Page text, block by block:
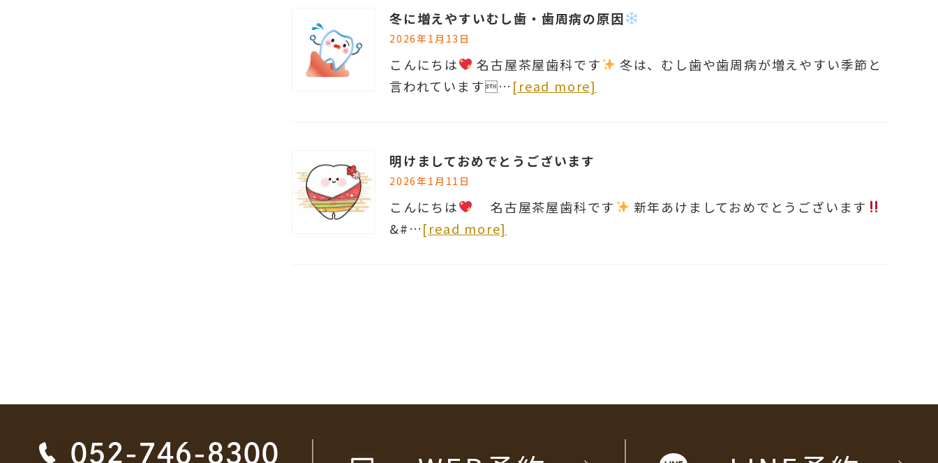
冬に増えやすいむし歯・歯周病の原因
2026年1月13日
こんにちは 名古屋茶屋歯科です
冬は、むし歯や歯周病が増えやすい季節と
言われています… [read more]
明けましておめでとうございます
2026年1月11日
こんにちは 名古屋茶屋歯科です
新年あけましておめでとうございます
&#…[read more]
052-746-8300